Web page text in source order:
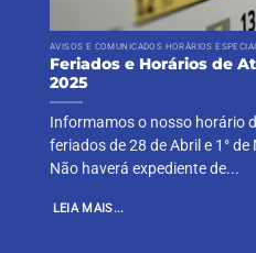
AVISOS E COMUNICADOS HORÁRIOS
Feriados e Horários de
2025
Informamos o nosso horário
feriados de 28 de Abril e 1°
Não haverá expediente de...
LEIA MAIS...